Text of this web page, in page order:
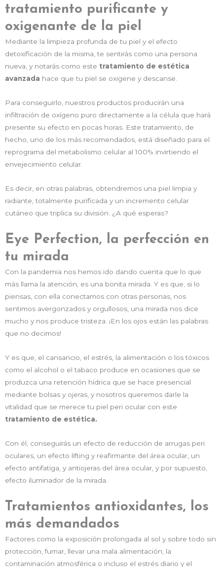
tratamiento purificante y
oxigenante de la piel
Mediante la limpieza profunda de tu piel y el efecto
detoxificación de la misma, te sentirás como una persona
nueva, y notarás como este tratamiento de estética
avanzada hace que tu piel se oxigene y descanse.
Para conseguirlo, nuestros productos producirán una
infiltración de oxígeno puro directamente a la célula que hará
presente su efecto en pocas horas. Este tratamiento, de
hecho, uno de los más recomendados, está diseñado para el
reprograma del metabolismo celular al 100% invirtiendo el
envejecimiento celular.
Es decir, en otras palabras, obtendremos una piel limpia y
radiante, totalmente purificada y un incremento celular
cutáneo que triplica su división. ¿A qué esperas?
Eye Perfection, la perfección en
tu mirada
Con la pandemia nos hemos ido dando cuenta que lo que
más llama la atención, es una bonita mirada. Y es que, si lo
piensas, con ella conectamos con otras personas, nos
sentimos avergonzados y orgullosos, una mirada nos dice
mucho y nos produce tristeza. ¡En los ojos están las palabras
que no decimos!
Y es que, el cansancio, el estrés, la alimentación o los tóxicos
como el alcohol o el tabaco produce en ocasiones que se
produzca una retención hídrica que se hace presencial
mediante bolsas y ojeras, y nosotros queremos darle la
vitalidad que se merece tu piel peri ocular con este
tratamiento de estética.
Con él, conseguirás un efecto de reducción de arrugas peri
oculares, un efecto lifting y reafirmante del área ocular, un
efecto antifatiga, y antiojeras del área ocular, y por supuesto,
efecto iluminador de la mirada.
Tratamientos antioxidantes, los
más demandados
Factores como la exposición prolongada al sol y sobre todo sin
protección, fumar, llevar una mala alimentación, la
contaminación atmosférica o incluso el estrés diario y el